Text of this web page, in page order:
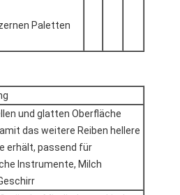
Paletten
und glatten Oberfläche
das weitere Reiben hellere
erhält, passend für
Instrumente, Milch